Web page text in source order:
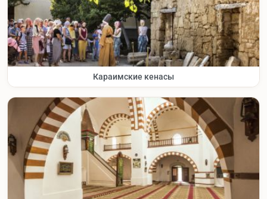
Караимские кенасы